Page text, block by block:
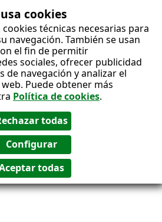
cookies
técnicas necesarias para
navegación. También se usan
el fin de permitir
sociales, ofrecer publicidad
de navegación y analizar el
Puede obtener más
Política de cookies.